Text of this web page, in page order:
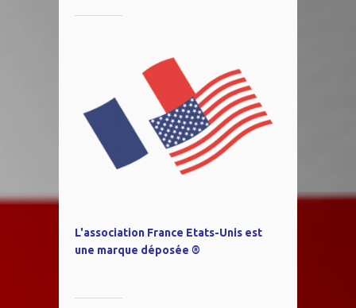
L'association France Etats-Unis est
une marque déposée ®